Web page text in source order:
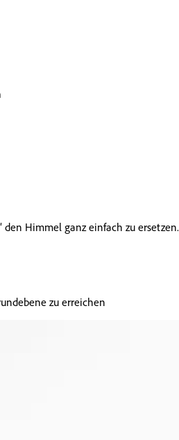
den Himmel ganz einfach zu ersetzen.
zu erreichen